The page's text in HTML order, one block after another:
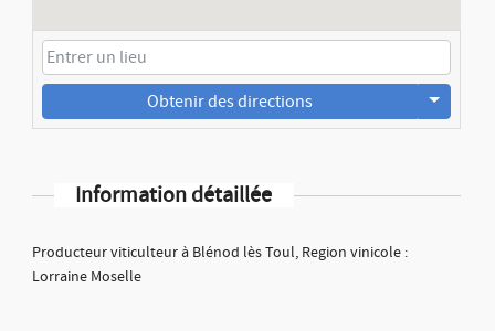
Obtenir des directions
Information détaillée
Producteur viticulteur à Blénod lès Toul, Region vinicole :
Lorraine Moselle